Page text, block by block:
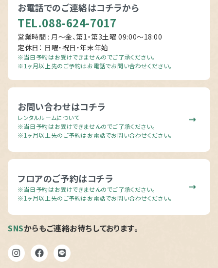
お電話でのご連絡はコチラから
TEL.088-624-7017
営業時間 : 月～金、第1・第3土曜 09:00〜18:00
定休日： 日曜・祝日・年末年始
※当日予約はお受けできませんのでご了承ください。
※1ヶ月以上先のご予約はお電話でお問い合わせください。
お問い合わせはコチラ
レンタルルームについて
※当日予約はお受けできませんのでご了承ください。
※1ヶ月以上先のご予約はお電話でお問い合わせください。
フロアのご予約はコチラ
※当日予約はお受けできませんのでご了承ください。
※1ヶ月以上先のご予約はお電話でお問い合わせください。
SNSからもご連絡お待ちしております。